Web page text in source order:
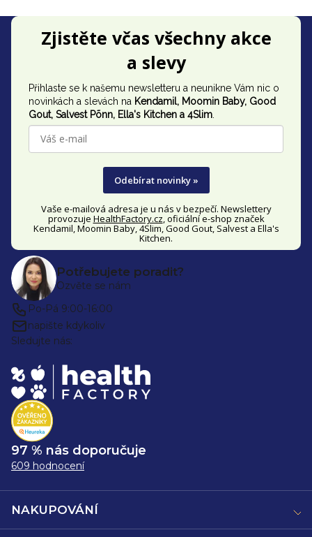
Z
Zjistěte včas všechny akce
a slevy
Přihlaste se k našemu newsletteru a neunikne Vám nic o
novinkách a slevách na Kendamil, Moomin Baby, Good
Gout, Salvest Põnn, Ella's Kitchen a 4Slim
Odebírat novinky »
Vaše e-mailová adresa je u nás v bezpečí. Newslettery
provozuje HealthFactory.cz, oficiálníe-shop značek
Kendamil, Moomin Baby, 4Slim, Good Gout, Salvest a Ella's
Kitchen.
Potřebujete poradit?
Ozvěte se nám
Po-Pá 9:00-16:00
napište kdykoliv
Sledujte nás:
97 % nás doporučuje
609 hodnocení
NAKUPOVÁNÍ